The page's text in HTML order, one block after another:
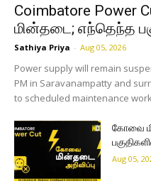
Coimbatore Power
மின்தடை; எந்தெந்த
Sathiya Priya - Aug 05, 2026
Power supply will remain
PM in Saravanampatty and
to scheduled maintenance
கோவை
Aug 05,